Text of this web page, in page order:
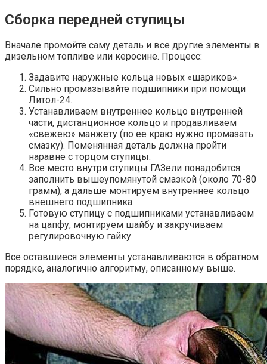
Сборка передней ступицы
Вначале промойте саму деталь и все другие элементы в
дизельном топливе или керосине. Процесс:
Задавите наружные кольца новых «шариков».
Сильно промазывайте подшипники при помощи
Литол-24.
Устанавливаем внутреннее кольцо внутренней
части, дистанционное кольцо и продавливаем
«свежею» манжету (по ее краю нужно промазать
смазку). Поменянная деталь должна пройти
наравне с торцом ступицы.
Все место внутри ступицы ГАЗели понадобится
заполнить вышеупомянутой смазкой (около 70-80
грамм), а дальше монтируем внутреннее кольцо
внешнего подшипника.
Готовую ступицу с подшипниками устанавливаем
на цапфу, монтируем шайбу и закручиваем
регулировочную гайку.
Все оставшиеся элементы устанавливаются в обратном
порядке, аналогично алгоритму, описанному выше.